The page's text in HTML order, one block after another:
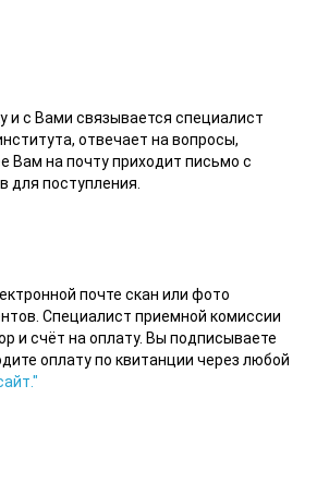
и с Вами связывается специалист
отвечает на вопросы,
Вам на почту приходит письмо с
для поступления.
почте скан или фото
Специалист приемной комиссии
и счёт на оплату. Вы подписываете
оплату по квитанции через любой